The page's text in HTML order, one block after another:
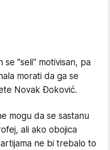
"seli" motivisan, pa
morati da ga se
Novak Đoković.
mogu da se sastanu
ali ako obojica
ne bi trebalo to